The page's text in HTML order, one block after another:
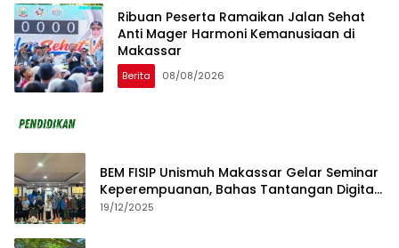
Ribuan Peserta Ramaikan Jalan Sehat
Anti Mager Harmoni Kemanusiaan di
Makassar
Berita 08/08/2026
BEM FISIP Unismuh Makassar Gelar Seminar
Keperempuanan, Bahas Tantangan Digital
dan Budaya Lokal
19/12/2025